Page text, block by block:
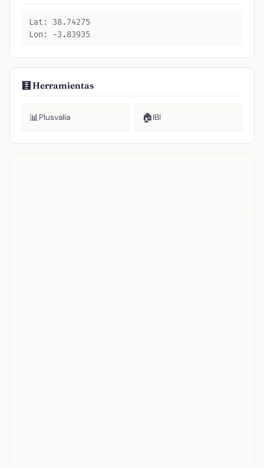
Lat: 38.74275
Lon: -3.83935
🧮 Herramientas
📊Plusvalía 🏠IBI